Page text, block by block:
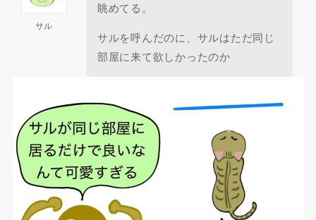
サル
眺めてる。
サルを呼んだのに、サルはただ同じ
部屋に来て欲しかったのか